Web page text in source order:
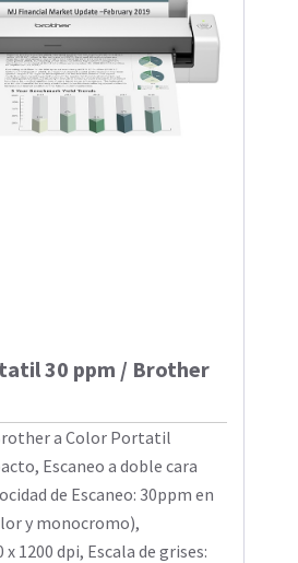
30 ppm / Brother
a Color Portatil
Escaneo a doble cara
de Escaneo: 30ppm en
y monocromo),
1200 dpi, Escala de grises: